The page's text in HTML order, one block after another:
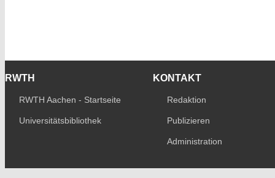
RWTH
RWTH Aachen - Startseite
Universitätsbibliothek
KONTAKT
Redaktion
Publizieren
Administration